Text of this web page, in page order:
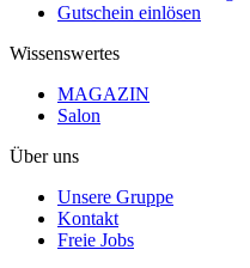
Gutschein einlösen
Wissenswertes
MAGAZIN
Salon
Über uns
Unsere Gruppe
Kontakt
Freie Jobs